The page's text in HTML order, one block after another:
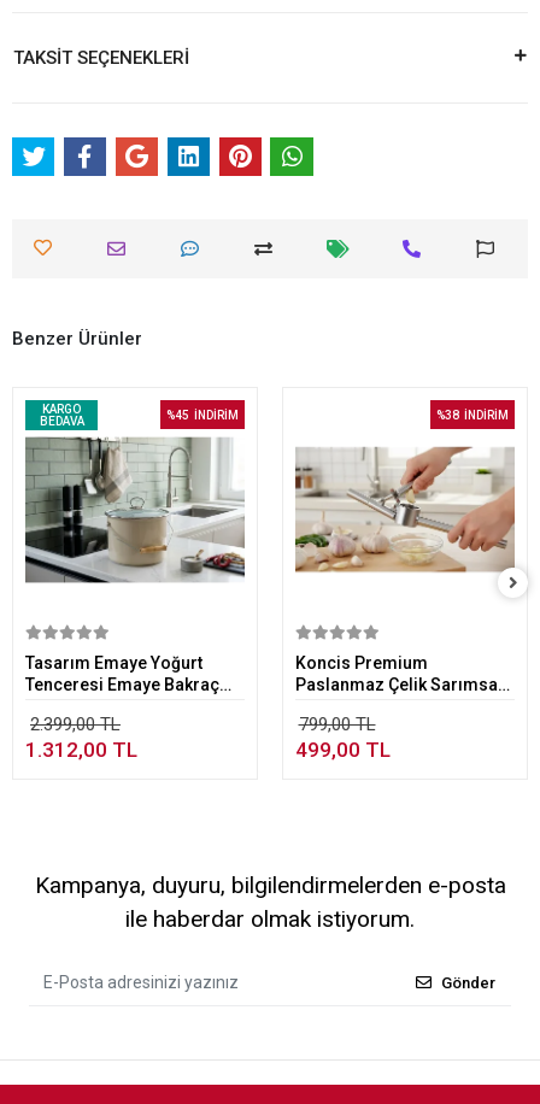
TAKSİT SEÇENEKLERİ
Benzer Ürünler
KARGO
BEDAVA
%45 İNDİRİM
Sepete Ekle
Tasarım Emaye Yoğurt
Tenceresi Emaye Bakraç
2.399,00 TL
1.312,00 TL
%38 İNDİRİM
Sepete Ekle
Koncis Premium
Paslanmaz Çelik Sarımsak
Mutfağın Yeni Standartı
799,00 TL
499,00 TL
Kampanya, duyuru, bilgilendirmelerden e-posta
ile haberdar olmak istiyorum.
Gönder